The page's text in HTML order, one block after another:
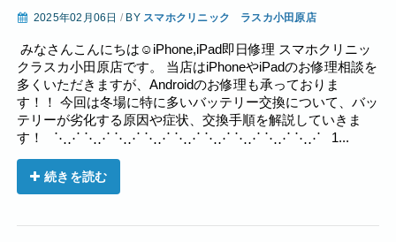
2025年02月06日 / BY スマホクリニック ラスカ小田原店
みなさんこんにちは☺︎iPhone,iPad即日修理 スマホクリニッ
クラスカ小田原店です。 当店はiPhoneやiPadのお修理相談を
多くいただきますが、Androidのお修理も承っておりま
す！！ 今回は冬場に特に多いバッテリー交換について、バッ
テリーが劣化する原因や症状、交換手順を解説していきま
す！ ⋱⋰ ⋱⋰ ⋱⋰ ⋱⋰ ⋱⋰ ⋱⋰ ⋱⋰ ⋱⋰ ⋱⋰ 1...
続きを読む